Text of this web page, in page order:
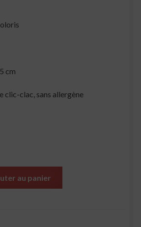
cm
clic-clac, sans allergène
au panier